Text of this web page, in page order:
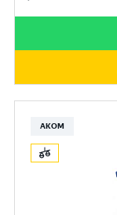
АКОМ